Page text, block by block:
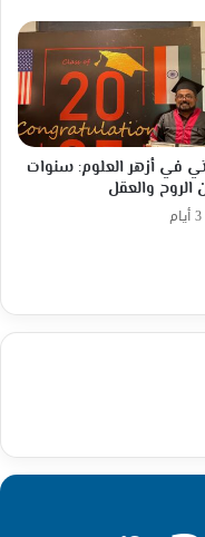
في أزهر العلوم: سنوات
الروح والعقل